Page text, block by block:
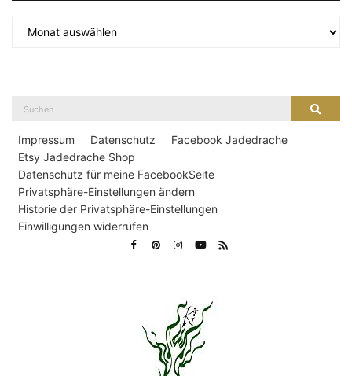
Impressum Datenschutz
Facebook Jadedrache
Etsy Jadedrache Shop
Datenschutz für meine FacebookSeite
Privatsphäre-Einstellungen ändern
Historie der Privatsphäre-Einstellungen
Einwilligungen widerrufen